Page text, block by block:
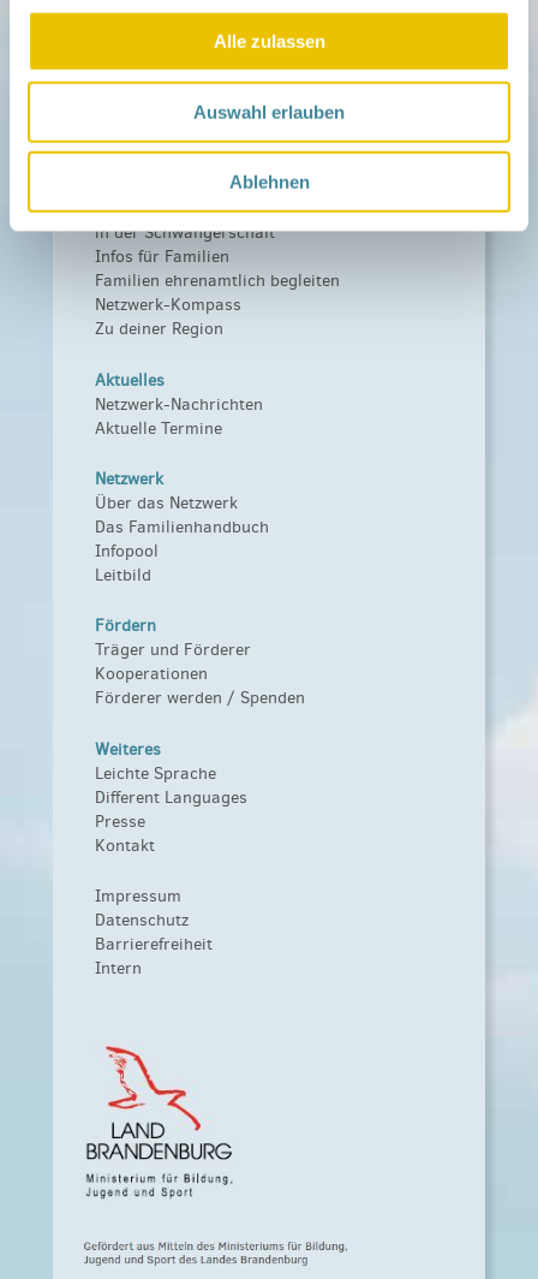
Alle zulassen
Auswahl erlauben
Ablehnen
Bei weiteren Fragen steht das „Netzwerk Gesunde
Kinder“ zur Seite.
Mitmachen
in der Schwangerschaft
Infos für Familien
Familien ehrenamtlich begleiten
Netzwerk-Kompass
Zu deiner Region
Aktuelles
Netzwerk-Nachrichten
Aktuelle Termine
Netzwerk
Über das Netzwerk
Das Familienhandbuch
Infopool
Leitbild
Fördern
Träger und Förderer
Kooperationen
Förderer werden / Spenden
Weiteres
Leichte Sprache
Different Languages
Presse
Kontakt
Impressum
Datenschutz
Barrierefreiheit
Intern